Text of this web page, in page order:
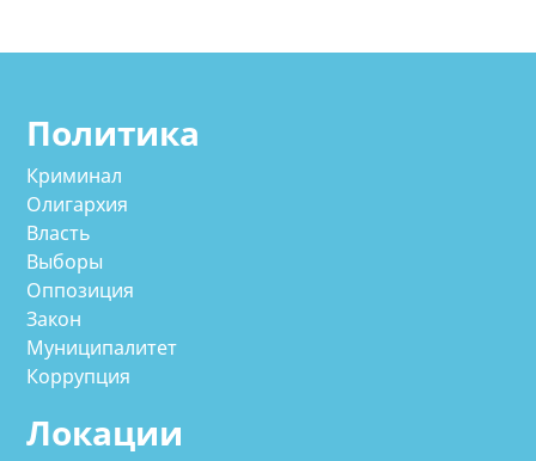
Политика
Криминал
Олигархия
Власть
Выборы
Оппозиция
Закон
Муниципалитет
Коррупция
Локации